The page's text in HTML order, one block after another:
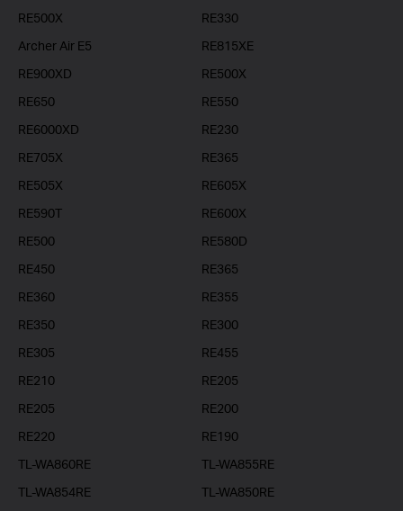
RE500X
RE330
Archer Air E5
RE815XE
RE900XD
RE500X
RE650
RE550
RE6000XD
RE230
RE705X
RE365
RE505X
RE605X
RE590T
RE600X
RE500
RE580D
RE450
RE365
RE360
RE355
RE350
RE300
RE305
RE455
RE210
RE205
RE205
RE200
RE220
RE190
TL-WA860RE
TL-WA855RE
TL-WA854RE
TL-WA850RE